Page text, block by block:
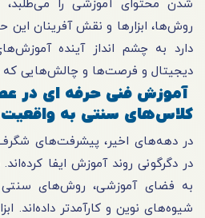
شدن محتوای آموزشی را می‌طلبد،
روش‌ها، ابزارها و نقش آفرینان این
دارد به چشم انداز آینده
دیجیتال و فرصت‌ها و چالش‌هایی که
آموزش فنی حرفه ای در
کلاس‌های سنتی به
در دهه‌های اخیر، پیشرفت‌های
در دگرگونی روند آموزش ایفا
به فضای آموزشی، روش‌های سنتی
شیوه‌های نوین و کارآمدتر داده‌اند.